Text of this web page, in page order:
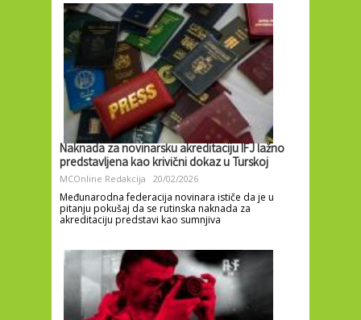
Naknada za novinarsku akreditaciju IFJ lažno
predstavljena kao krivični dokaz u Turskoj
MCOnline Redakcija 20/02/2026
Međunarodna federacija novinara ističe da je u
pitanju pokušaj da se rutinska naknada za
akreditaciju predstavi kao sumnjiva